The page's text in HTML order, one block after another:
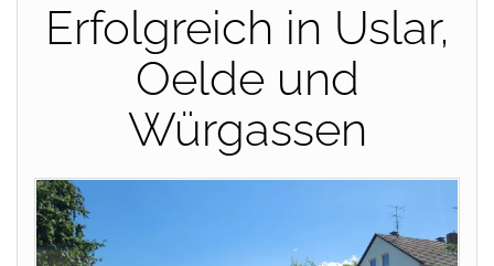
Erfolgreich in Uslar,
Oelde und
Würgassen